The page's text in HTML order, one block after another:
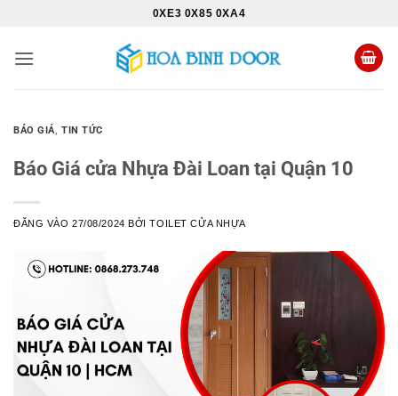
nội
0XE3 0X85 0XA4
BÁO GIÁ,TIN TỨC
Báo Giá cửa Nhựa Đài Loan tại Quận 10
ĐĂNG VÀO27/08/2024 BỞITOILET CỬA NHỰA